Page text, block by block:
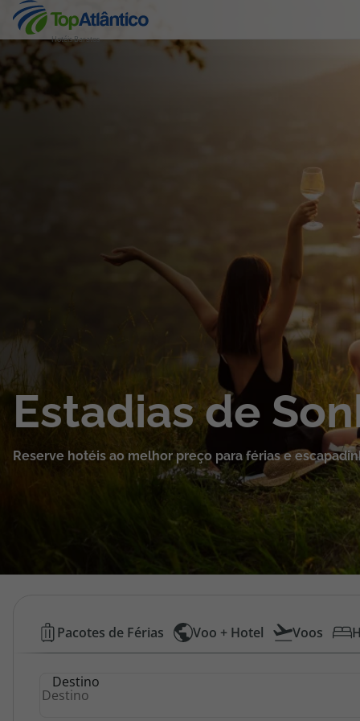
Hotéis Baratos
Destinos
Pacotes de Férias
Cruzeiros
Promoções
Área de Cliente
Estadias de
Reserve hotéis ao melhor preço para férias e
Hotéis
Baratos
Pacotes de Férias Voo + Hotel Voos
Destino